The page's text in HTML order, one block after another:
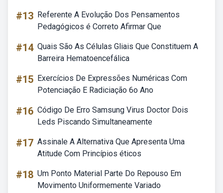
#13 Referente A Evolução Dos Pensamentos
Pedagógicos é Correto Afirmar Que
#14 Quais São As Células Gliais Que Constituem A
Barreira Hematoencefálica
#15 Exercícios De Expressões Numéricas Com
Potenciação E Radiciação 6o Ano
#16 Código De Erro Samsung Virus Doctor Dois
Leds Piscando Simultaneamente
#17 Assinale A Alternativa Que Apresenta Uma
Atitude Com Princípios éticos
#18 Um Ponto Material Parte Do Repouso Em
Movimento Uniformemente Variado